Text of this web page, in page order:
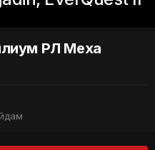
РЛ Меха